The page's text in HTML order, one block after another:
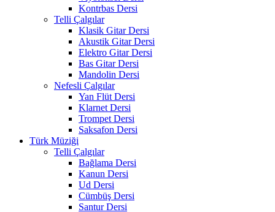
Kontrbas Dersi
Telli Çalgılar
Klasik Gitar Dersi
Akustik Gitar Dersi
Elektro Gitar Dersi
Bas Gitar Dersi
Mandolin Dersi
Nefesli Çalgılar
Yan Flüt Dersi
Klarnet Dersi
Trompet Dersi
Saksafon Dersi
Türk Müziği
Telli Çalgılar
Bağlama Dersi
Kanun Dersi
Ud Dersi
Cümbüş Dersi
Santur Dersi